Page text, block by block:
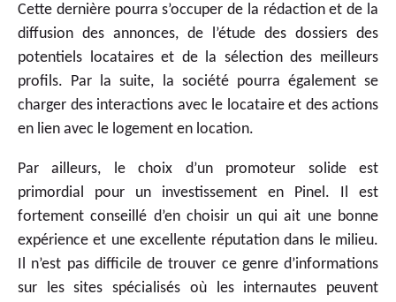
Cette dernière pourra s’occuper de la rédaction et de la
diffusion des annonces, de l’étude des dossiers des
potentiels locataires et de la sélection des meilleurs
profils. Par la suite, la société pourra également se
charger des interactions avec le locataire et des actions
en lien avec le logement en location.
Par ailleurs, le choix d’un promoteur solide est
primordial pour un investissement en Pinel. Il est
fortement conseillé d’en choisir un qui ait une bonne
expérience et une excellente réputation dans le milieu.
Il n’est pas difficile de trouver ce genre d’informations
sur les sites spécialisés où les internautes peuvent